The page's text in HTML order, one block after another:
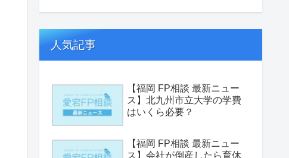
人気記事
【福岡 FP相談 最新ニュー
ス】北九州市立大学の学費
はいくら必要？
【福岡 FP相談 最新ニュー
ス】会社が倒産したら育休